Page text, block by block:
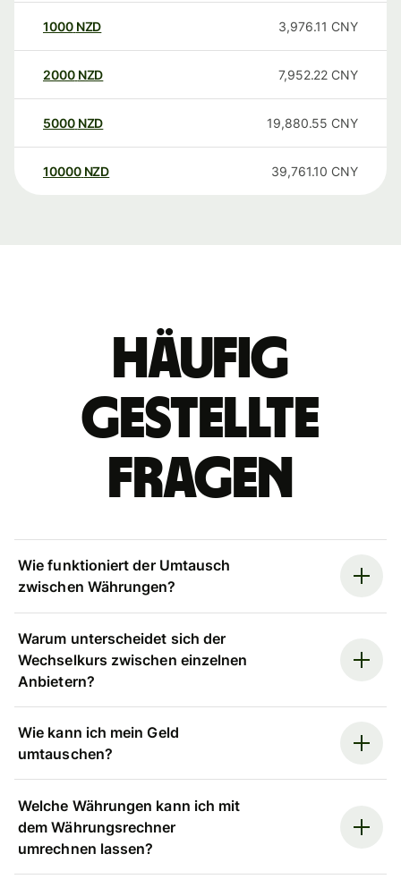
1000 NZD 3,976.11 CNY
2000 NZD 7,952.22 CNY
5000 NZD 19,880.55 CNY
10000 NZD 39,761.10 CNY
Häufig
gestellte
Fragen
Wie funktioniert der Umtausch
zwischen Währungen?
Warum unterscheidet sich der
Wechselkurs zwischen einzelnen
Anbietern?
Wie kann ich mein Geld
umtauschen?
Welche Währungen kann ich mit
dem Währungsrechner
umrechnen lassen?